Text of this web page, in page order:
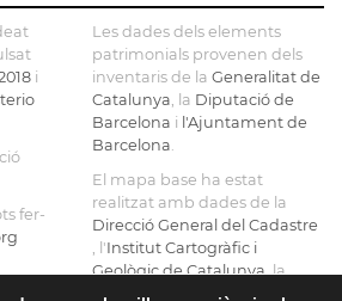
i
fer-
Les dades dels elements
patrimonials provenen dels
inventaris de la Generalitat de
Catalunya , la Diputació de
Barcelona i l'Ajuntament de
Barcelona
El mapa base ha estat
realitzat amb dades de la
Direcció General del Cadastre
, l'Institut Cartogràfic i
Geològic de Catalunya , la
Generalitat de Catalunya